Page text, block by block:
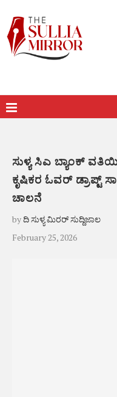
ಸುಳ್ಯ ಸಿಎ ಬ್ಯಾಂಕ್‌
ಕೃಷಿಕರ ಓವರ್‌ ಡ್ರಾಪ್ಟ್
ಚಾಲನೆ
byದಿ ಸುಳ್ಯ ಮಿರರ್ ಸುದ್ದಿಜಾಲ
February 25, 2026